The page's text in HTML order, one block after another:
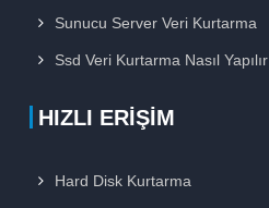
Sunucu Server Veri Kurtarma
Ssd Veri Kurtarma Nasıl Yapılır
HIZLI ERIŞIM
Hard Disk Kurtarma